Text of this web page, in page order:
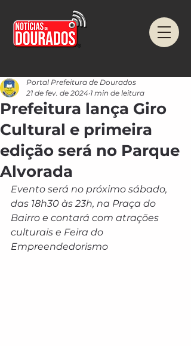
Prefeitura lança Giro
Cultural e primeira
edição será no Parque
Alvorada
Portal Prefeitura de Dourados
21 de fev. de 2024 1 min de leitura
Evento será no próximo sábado,
das 18h30 às 23h, na Praça do
Bairro e contará com atrações
culturais e Feira do
Empreendedorismo